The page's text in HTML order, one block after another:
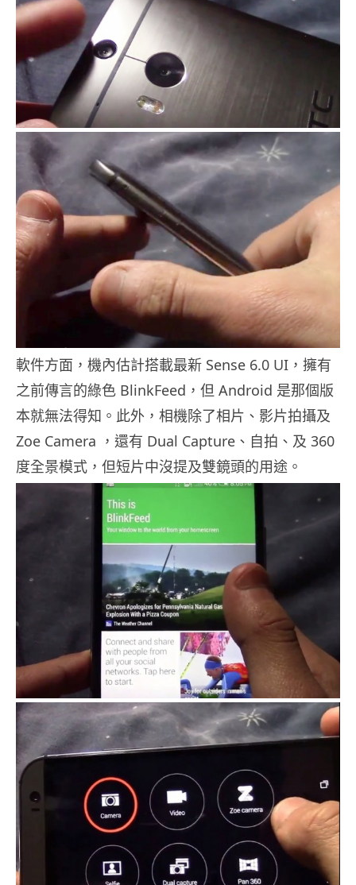
軟件方面，機內估計搭載最新 Sense 6.0 UI，擁有
之前傳言的綠色 BlinkFeed，但 Android 是那個版
本就無法得知。此外，相機除了相片、影片拍攝及
Zoe Camera ，還有 Dual Capture、自拍、及 360
度全景模式，但短片中沒提及雙鏡頭的用途。